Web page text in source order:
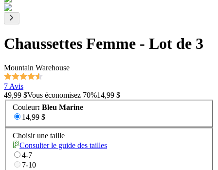
Chaussettes Femme - Lot de 3
Mountain Warehouse
7 Avis
49,99 $Vous économisez 70%14,99 $
Couleur: Bleu Marine
14,99 $
Choisir une taille
Consulter le guide des tailles
4-7
7-10